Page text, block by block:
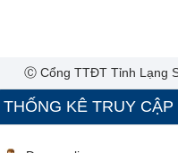
triệu đồng hỗ trợ xóa nhà tạm,
dột nát
Ⓒ Cổng TTĐT Tỉnh Lạng
THỐNG KÊ TRUY CẬP